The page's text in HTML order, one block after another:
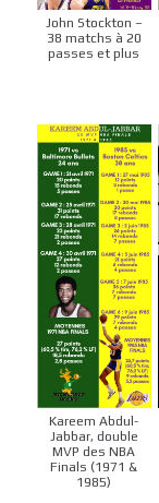
John Stockton –
38 matchs à 20
passes et plus
Kareem Abdul-
Jabbar, double
MVP des NBA
Finals (1971 &
1985)